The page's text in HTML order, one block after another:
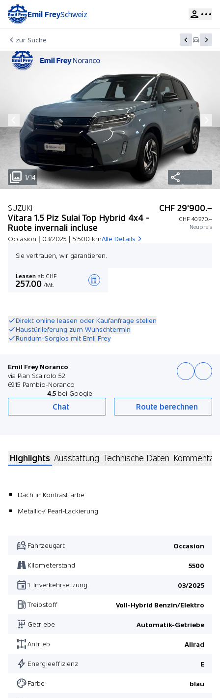
Emil FreySchweiz
zur Suche
1/14
SUZUKI
Vitara 1.5 Piz Sulai Top Hybrid 4x4 -
Ruote invernali incluse
Occasion | 03/2025 | 5'500 kmAlle Details
CHF 29'900.–
CHF 40'270.–
Neupreis
Sie vertrauen, wir garantieren.
Leasen ab CHF
257.00 /Mt.
Direkt online leasen oder Kaufanfrage stellen
Haustürlieferung zum Wunschtermin
Rundum-Sorglos mit Emil Frey
Emil Frey Noranco
via Pian Scairolo 52
6915 Pambio-Noranco
4.5 bei Google
Chat Route berechnen
Highlights Ausstattung Technische Daten Kommentar
Dach in Kontrastfarbe
Metallic-/ Pearl-Lackierung
Fahrzeugart Occasion
Kilometerstand 5500
1. Inverkehrsetzung 03/2025
Treibstoff Voll-Hybrid Benzin/Elektro
Getriebe Automatik-Getriebe
Antrieb Allrad
Energieeffizienz E
Farbe blau